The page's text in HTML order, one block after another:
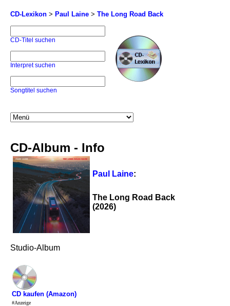
CD-Lexikon > Paul Laine > The Long Road Back
CD-Titel suchen
Interpret suchen
Songtitel suchen
CD-Album - Info
Paul Laine:
The Long Road Back
(2026)
Studio-Album
CD kaufen (Amazon)
#Anzeige